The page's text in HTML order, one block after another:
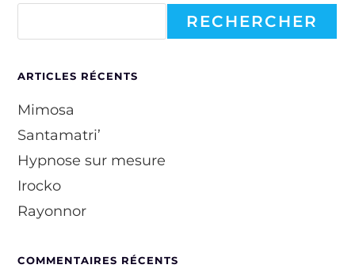
RECHERCHER
ARTICLES RÉCENTS
Mimosa
Santamatri’
Hypnose sur mesure
Irocko
Rayonnor
COMMENTAIRES RÉCENTS